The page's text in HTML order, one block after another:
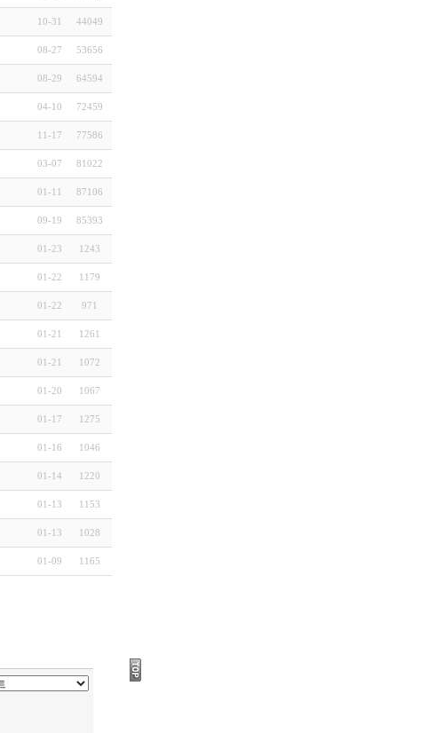
10-31 44049
08-27 53656
08-29 64594
04-10 72459
11-17 77586
03-07 81022
01-11 87106
09-19 85393
01-23 1243
01-22 1179
01-22 971
01-21 1261
01-21 1072
01-20 1067
01-17 1275
01-16 1046
01-14 1220
01-13 1153
01-13 1028
01-09 1165